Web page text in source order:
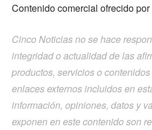
Contenido comercial ofrecido por
Cinco Noticias no se hace
integridad o actualidad de las
productos, servicios o
enlaces externos incluidos en
información, opiniones, datos y
exponen en este contenido son